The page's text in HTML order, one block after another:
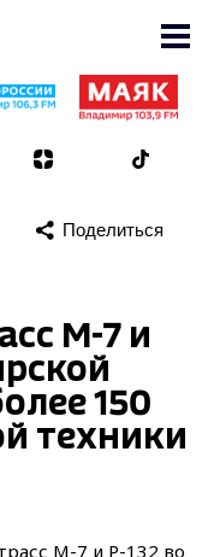
Поделиться
М-7 и
150
техники